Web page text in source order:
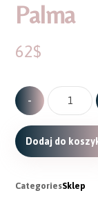
Palma
62$
-
Dodaj do
CategoriesSklep